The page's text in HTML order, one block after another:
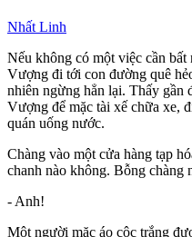
Nhất Linh
Nếu không có một việc cần
Vượng đi tới con đường quê
nhiên ngừng hẳn lại. Thấy gần
Vượng để mặc tài xế chữa xe,
quán uống nước.
Chàng vào một cửa hàng tạp
chanh nào không. Bỗng chàng
- Anh!
Một người mặc áo cộc trắng